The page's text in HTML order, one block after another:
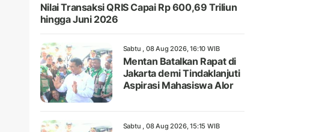
Nilai Transaksi QRIS Capai Rp 600,69 Triliun
hingga Juni 2026
Sabtu , 08 Aug 2026, 16:10 WIB
Mentan Batalkan Rapat di
Jakarta demi Tindaklanjuti
Aspirasi Mahasiswa Alor
Sabtu , 08 Aug 2026, 15:15 WIB